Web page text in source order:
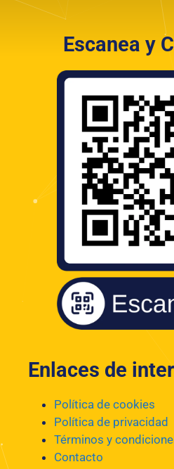
Escanea y
Enlaces de
Política de cookies
Política de privacidad
Términos y
Contacto